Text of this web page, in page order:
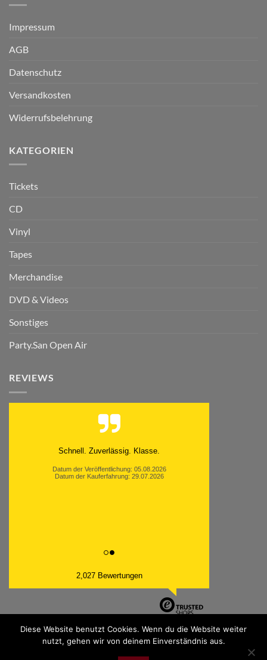
Impressum
AGB
Datenschutz
Versandkosten
Widerrufsbelehrung
KATEGORIEN
Tickets
CD
Vinyl
Tapes
Merchandise
DVD & Videos
Sonstiges
Party.San Open Air
REVIEWS
Schnell. Zuverlässig. Klasse.
Datum der Veröffentlichung: 05.08.2026
Datum der Kauferfahrung: 29.07.2026
2,027 Bewertungen
Diese Website benutzt Cookies. Wenn du die Website weiter
nutzt, gehen wir von deinem Einverständnis aus.